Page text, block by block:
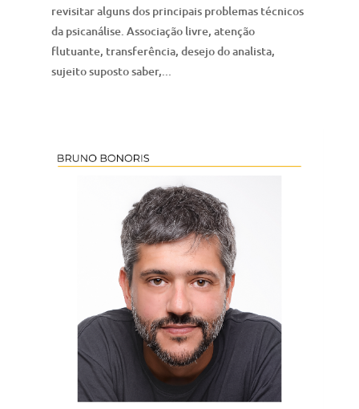
revisitar alguns dos principais problemas técnicos
da psicanálise. Associação livre, atenção
flutuante, transferência, desejo do analista,
sujeito suposto saber,...